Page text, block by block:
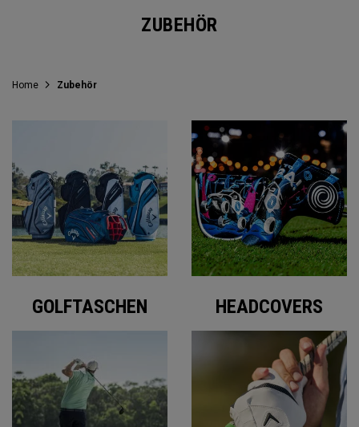
ZUBEHÖR
Home Zubehör
GOLFTASCHEN HEADCOVERS